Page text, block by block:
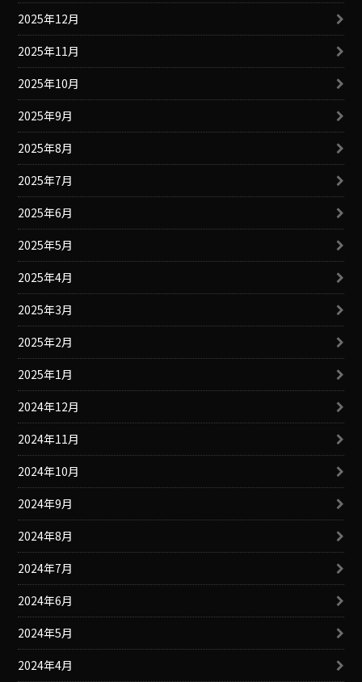
2025年12月
2025年11月
2025年10月
2025年9月
2025年8月
2025年7月
2025年6月
2025年5月
2025年4月
2025年3月
2025年2月
2025年1月
2024年12月
2024年11月
2024年10月
2024年9月
2024年8月
2024年7月
2024年6月
2024年5月
2024年4月